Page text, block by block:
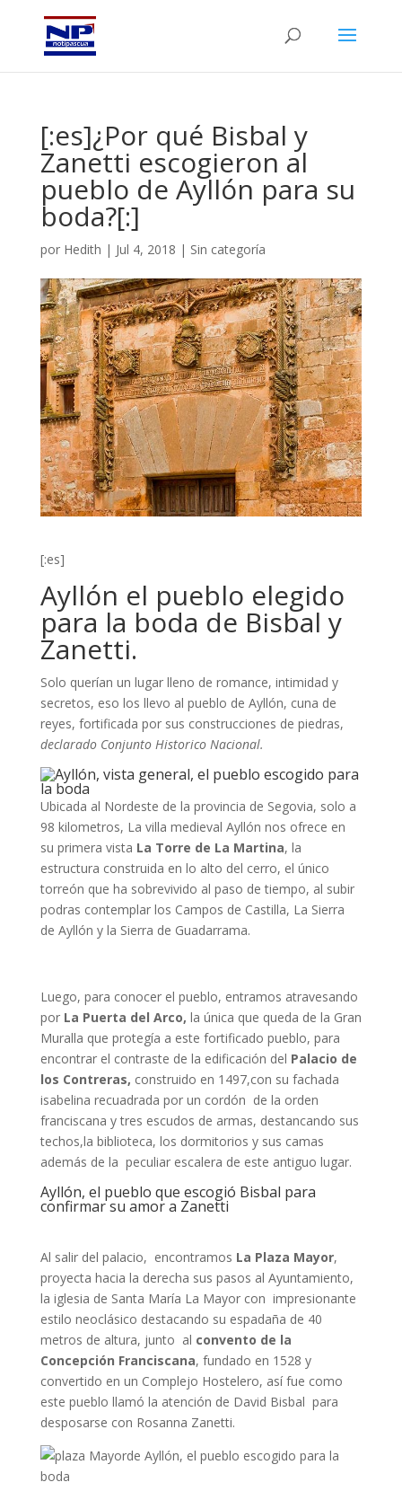
[:es]¿Por qué Bisbal y
Zanetti escogieron al
pueblo de Ayllón para su
boda?[:]
por Hedith | Jul 4, 2018 | Sin categoría
[:es]
Ayllón el pueblo elegido
para la boda de Bisbal y
Zanetti.
Solo querían un lugar lleno de romance, intimidad y
secretos, eso los llevo al pueblo de Ayllón, cuna de
reyes, fortificada por sus construcciones de piedras,
declarado Conjunto Historico Nacional.
Ubicada al Nordeste de la provincia de Segovia, solo a
98 kilometros, La villa medieval Ayllón nos ofrece en
su primera vista La Torre de La Martina, la
estructura construida en lo alto del cerro, el único
torreón que ha sobrevivido al paso de tiempo, al subir
podras contemplar los Campos de Castilla, La Sierra
de Ayllón y la Sierra de Guadarrama.
Luego, para conocer el pueblo, entramos atravesando
porLa Puerta del Arco, la única que queda de la Gran
Muralla que protegía a este fortificado pueblo, para
encontrar el contraste de la edificación del Palacio de
los Contreras, construido en 1497,con su fachada
isabelina recuadrada por un cordón de la orden
franciscana y tres escudos de armas, destancando sus
techos,la biblioteca, los dormitorios y sus camas
además de la peculiar escalera de este antiguo lugar.
Ayllón, el pueblo que escogió Bisbal para
confirmar su amor a Zanetti
Al salir del palacio, encontramos La Plaza Mayor,
proyecta hacia la derecha sus pasos al Ayuntamiento,
la iglesia de Santa María La Mayor con impresionante
estilo neoclásico destacando su espadaña de 40
metros de altura, junto al convento de la
Concepción Franciscana, fundado en 1528 y
convertido en un Complejo Hostelero, así fue como
este pueblo llamó la atención de David Bisbal para
desposarse con Rosanna Zanetti.